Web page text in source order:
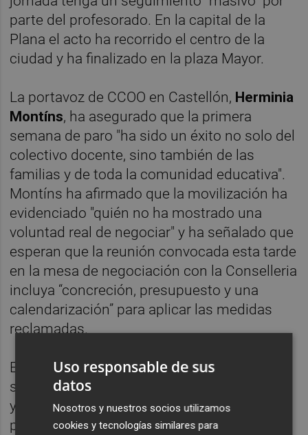
parte del profesorado. En la capital de la
Plana el acto ha recorrido el centro de la
ciudad y ha finalizado en la plaza Mayor.
La portavoz de CCOO en Castellón, Herminia
Montíns, ha asegurado que la primera
semana de paro "ha sido un éxito no solo del
colectivo docente, sino también de las
familias y de toda la comunidad educativa".
Montíns ha afirmado que la movilización ha
evidenciado "quién no ha mostrado una
voluntad real de negociar" y ha señalado que
esperan que la reunión convocada esta tarde
en la mesa de negociación con la Conselleria
incluya “concreción, presupuesto y una
calendarización” para aplicar las medidas
reclamadas.
Entre las reivindicaciones, ha citado la
subida salarial, la reducción de la burocracia
y de las ratios, la aplicación del acuerdo de
plantillas de 2023 y mejoras en las
Uso responsable de sus
datos
Nosotros y nuestros socios utilizamos
cookies y tecnologías similares para